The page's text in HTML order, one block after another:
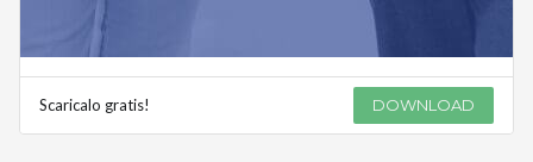
Scaricalo gratis! DOWNLOAD